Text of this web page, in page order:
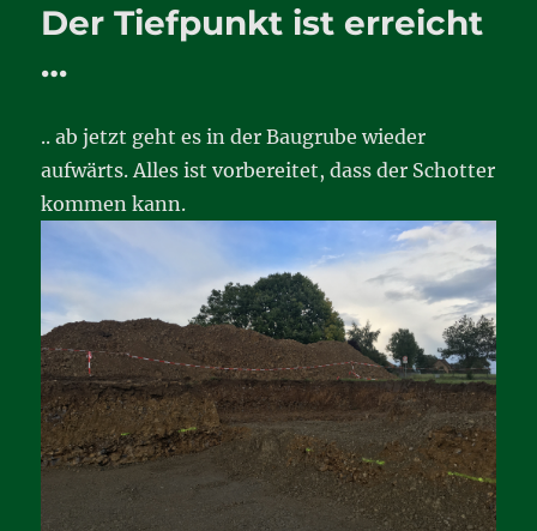
geht
Der Tiefpunkt ist erreicht
…
.. ab jetzt geht es in der Baugrube wieder
aufwärts. Alles ist vorbereitet, dass der Schotter
kommen kann.